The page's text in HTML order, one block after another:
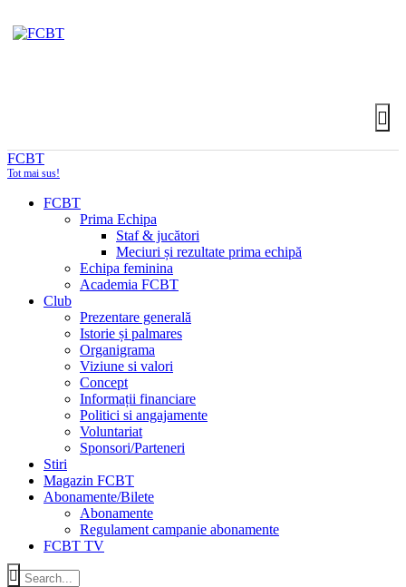
FCBT
Tot mai sus!
FCBT
Prima Echipa
Staf & jucători
Meciuri și rezultate prima echipă
Echipa feminina
Academia FCBT
Club
Prezentare generală
Istorie și palmares
Organigrama
Viziune si valori
Concept
Informații financiare
Politici si angajamente
Voluntariat
Sponsori/Parteneri
Stiri
Magazin FCBT
Abonamente/Bilete
Abonamente
Regulament campanie abonamente
FCBT TV